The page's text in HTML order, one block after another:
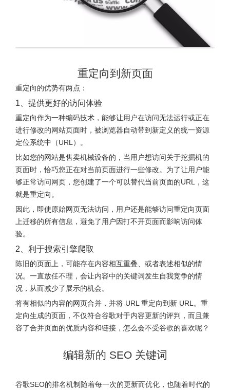
重定向到新页面
重定向的优势有两点：
1、提供更好的访问体验
重定向作为一种编码技术，能够让用户在访问无法运行或正在
进行修改的网站页面时，被浏览器自动带到新定义的统一资源
定位系统中（URL）。
比如您的网站是售卖机械设备的，当用户想访问关于挖掘机的
页面时，恰巧您正在对当前页面进行一些修改。为了让用户能
够正常访问网页，您创建了一个可以替代当前页面的URL，这
就是重定向。
因此，即使原始网页无法访问，用户还是能够访问重定向页面
上迁移的所有信息，避免了用户因打不开页面而影响访问体
验。
2、利于搜索引擎爬取
陈旧的页面上，可能存在内容相互重叠、或者表述相似的情
况。一直放任不理，会让内容中的关键词发生自我竞争的情
况，从而减少了展示的机会。
将有相似的内容的网页合并，并将 URL 重定向到新 URL。重
定向生成的页面，不仅符合谷歌对于内容更新的评判，而且兼
容了合并页面的优质内容和链接，怎么会不受谷歌的喜欢呢？
编辑新的 SEO 关键词
谷歌SEO的排名机制随着每一次的更新而优化，也随着时代的